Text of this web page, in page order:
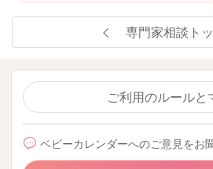
専門家相談ト
ご利用のルールと
ベビーカレンダーへのご意見をお